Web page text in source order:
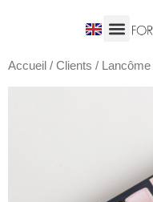
Accueil / Clients / Lancôme